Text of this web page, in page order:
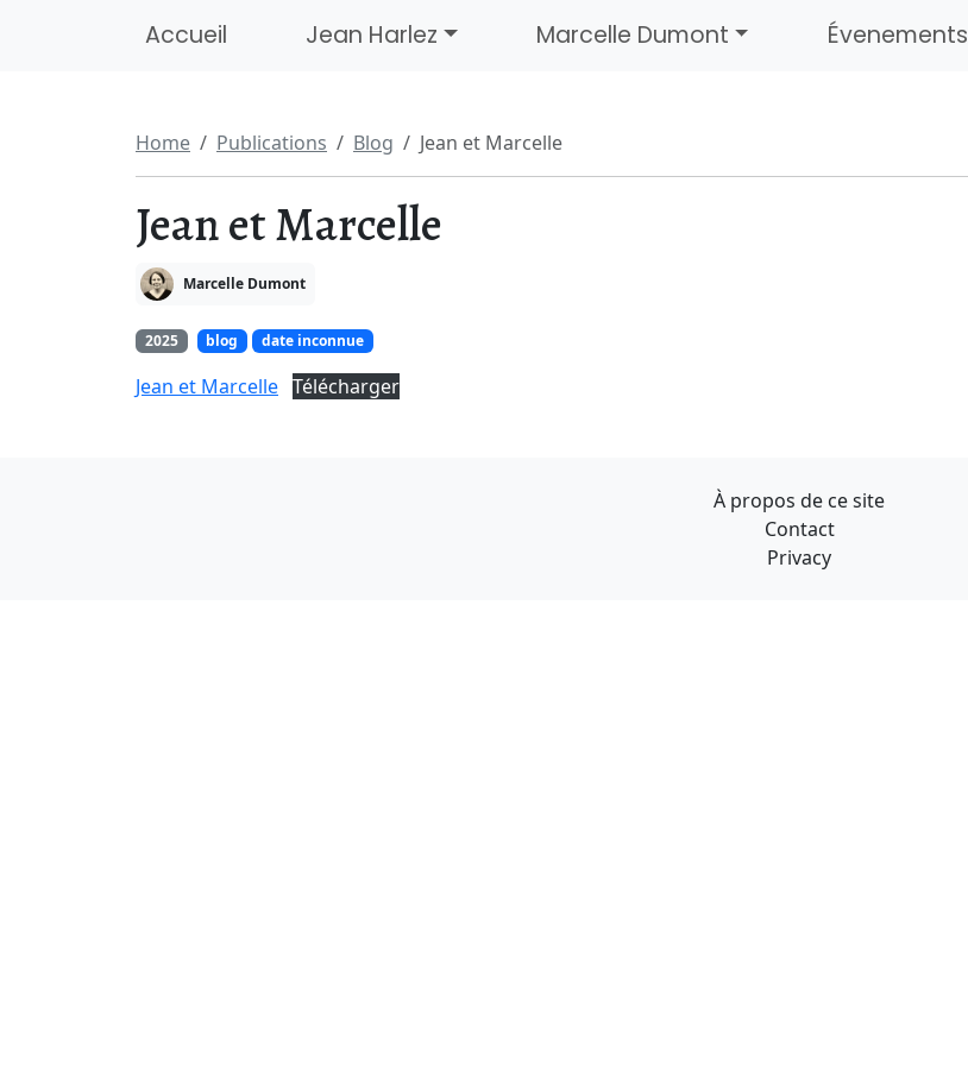
Accueil Jean Harlez Marcelle Dumont Évenements
Home Publications Blog Jean et Marcelle
Jean et Marcelle
Marcelle Dumont
2025 blog date inconnue
Jean et Marcelle Télécharger
À propos de ce site
Contact
Privacy